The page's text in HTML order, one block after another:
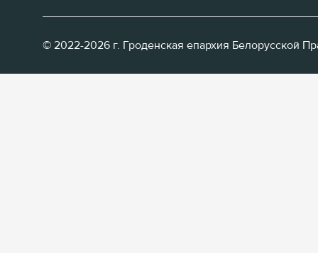
© 2022-2026 г. Гроденская епархия Белорусской